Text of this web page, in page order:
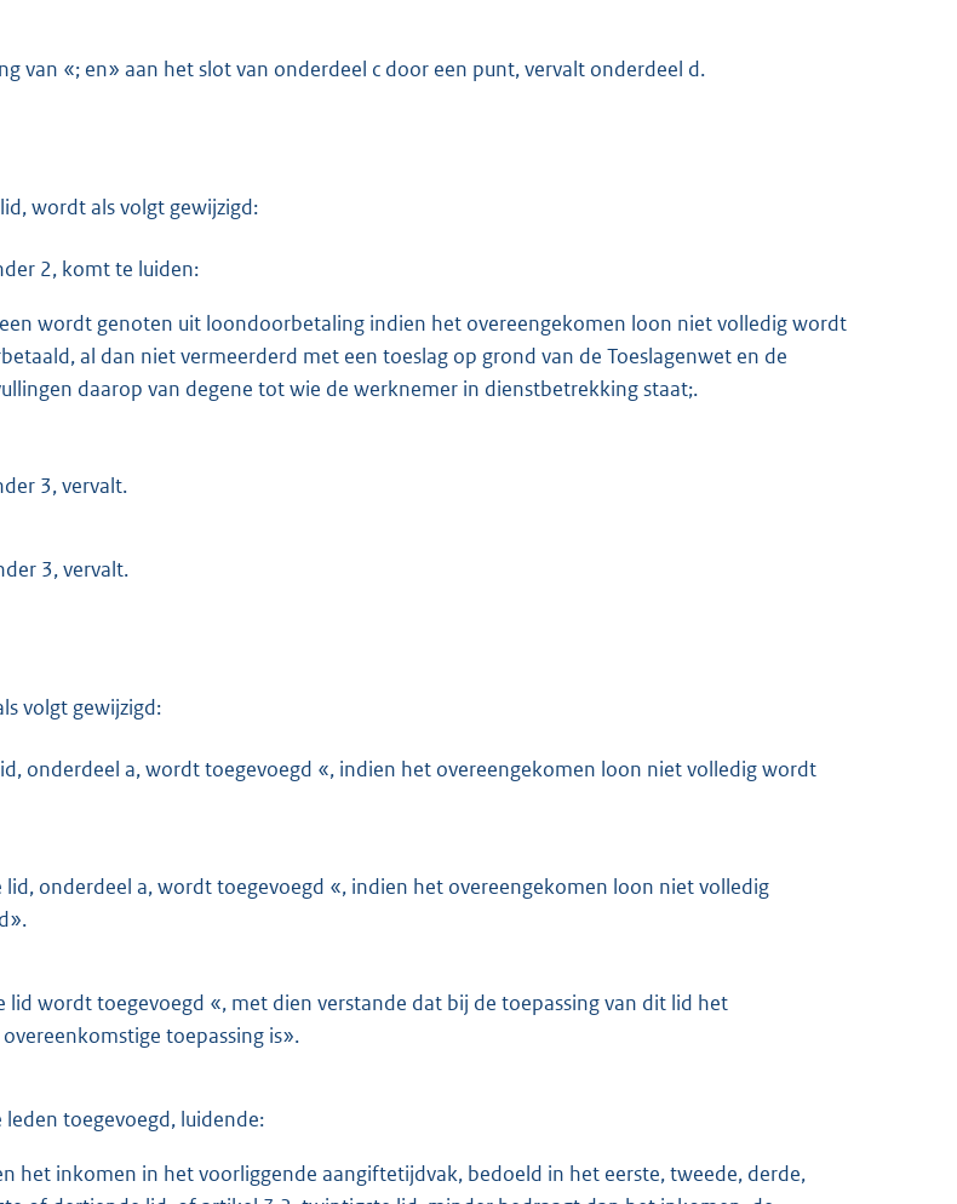
van «; en» aan het slot van onderdeel c door een punt, vervalt onderdeel d.
wordt als volgt gewijzigd:
2, komt te luiden:
wordt genoten uit loondoorbetaling indien het overeengekomen loon niet volledig wordt
al dan niet vermeerderd met een toeslag op grond van de Toeslagenwet en de
daarop van degene tot wie de werknemer in dienstbetrekking staat;.
3, vervalt.
3, vervalt.
volgt gewijzigd:
onderdeel a, wordt toegevoegd «, indien het overeengekomen loon niet volledig wordt
lid, onderdeel a, wordt toegevoegd «, indien het overeengekomen loon niet volledig
lid wordt toegevoegd «, met dien verstande dat bij de toepassing van dit lid het
toepassing is».
leden toegevoegd, luidende:
het inkomen in het voorliggende aangiftetijdvak, bedoeld in het eerste, tweede, derde,